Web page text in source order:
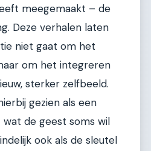
meegemaakt – de
Deze verhalen laten
niet gaat om het
om het integreren
sterker zelfbeeld.
gezien als een
de geest soms wil
ook als de sleutel